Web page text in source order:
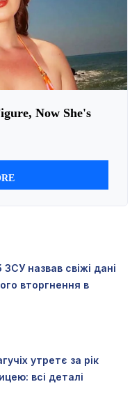
назвав свіжі дані
вторгнення в
утретє за рік
всі деталі